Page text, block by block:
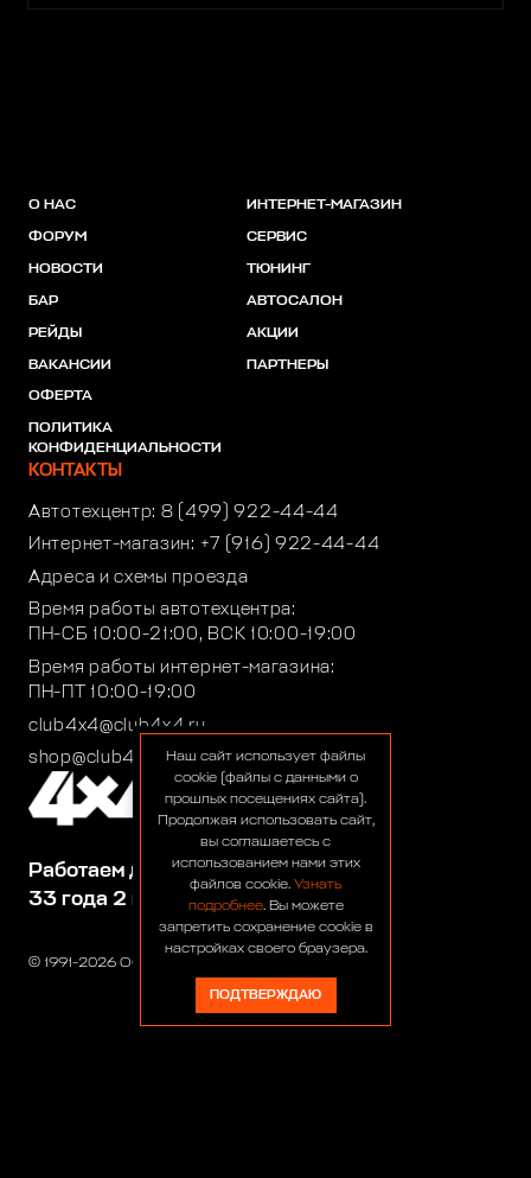
© 1991-2026 ООО «Сервис 4х4»
Работаем для вас:
33 года 2 месяца 22 дня
О НАС
ФОРУМ
НОВОСТИ
БАР
РЕЙДЫ
ВАКАНСИИ
ОФЕРТА
ПОЛИТИКА
КОНФИДЕНЦИАЛЬНОСТИ
ИНТЕРНЕТ-МАГАЗИН
СЕРВИС
ТЮНИНГ
АВТОСАЛОН
АКЦИИ
ПАРТНЕРЫ
КОНТАКТЫ
Автотехцентр: 8 (499) 922-44-44
Интернет-магазин: +7 (916) 922-44-44
Адреса и схемы проезда
Время работы автотехцентра:
ПН-СБ 10:00-21:00, ВСК 10:00-19:00
Время работы интернет-магазина:
ПН-ПТ 10:00-19:00
club4x4@club4x4.ru
shop@club4x4.ruНаш сайт использует файлы
cookie (файлы с данными о
прошлых посещениях сайта).
Продолжая использовать сайт,
вы соглашаетесь с
использованием нами этих
файлов cookie. Узнать
подробнее. Вы можете
запретить сохранение cookie в
настройках своего браузера.
ПОДТВЕРЖДАЮ